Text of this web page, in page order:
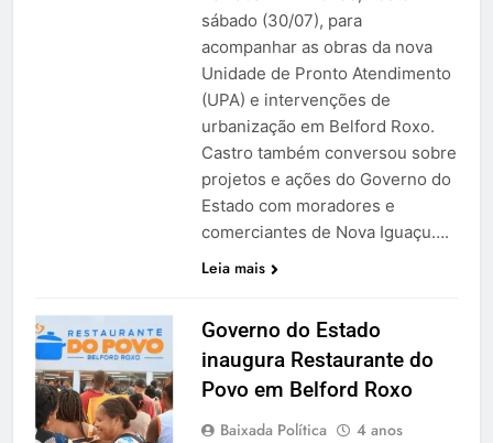
sábado (30/07), para
acompanhar as obras da nova
Unidade de Pronto Atendimento
(UPA) e intervenções de
urbanização em Belford Roxo.
Castro também conversou sobre
projetos e ações do Governo do
Estado com moradores e
comerciantes de Nova Iguaçu….
Leia mais
Governo do Estado
inaugura Restaurante do
Povo em Belford Roxo
Baixada Política
4 anos